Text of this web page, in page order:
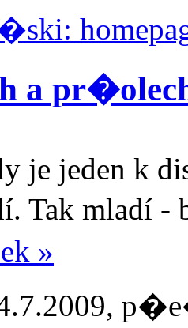
a
je jeden k
Tak mladí -
»